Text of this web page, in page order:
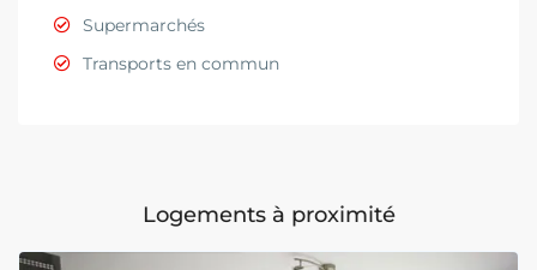
Supermarchés
Transports en commun
Logements à proximité